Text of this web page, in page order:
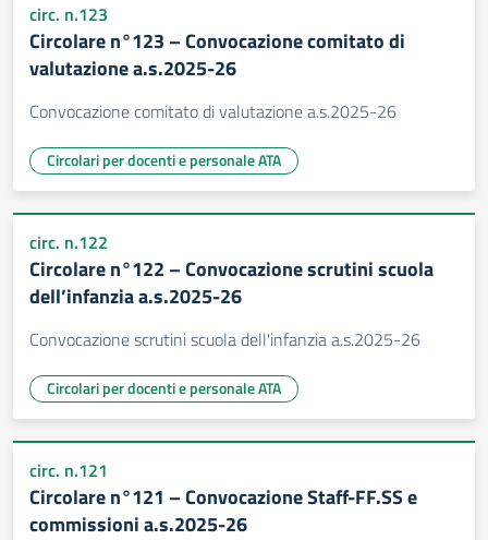
circ. n.123
Circolare n°123 – Convocazione comitato di
valutazione a.s.2025-26
Convocazione comitato di valutazione a.s.2025-26
Circolari per docenti e personale ATA
circ. n.122
Circolare n°122 – Convocazione scrutini scuola
dell’infanzia a.s.2025-26
Convocazione scrutini scuola dell'infanzia a.s.2025-26
Circolari per docenti e personale ATA
circ. n.121
Circolare n°121 – Convocazione Staff-FF.SS e
commissioni a.s.2025-26